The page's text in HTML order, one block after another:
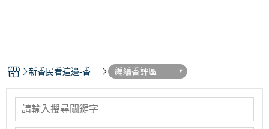
新香民看這邊-香水
編編香評區